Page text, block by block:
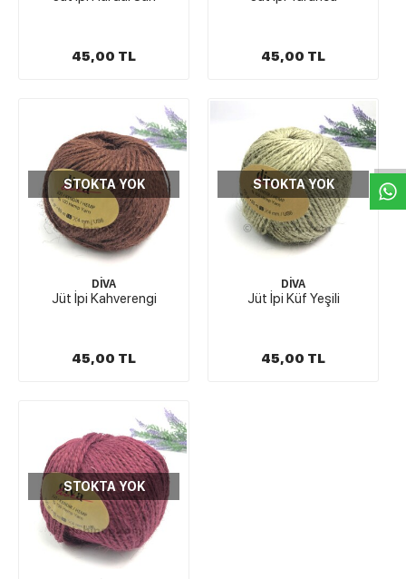
45,00 TL 45,00 TL
STOKTA YOK
DİVA
Jüt İpi Kahverengi
45,00 TL
STOKTA YOK
DİVA
Jüt İpi Küf Yeşili
45,00 TL
STOKTA YOK